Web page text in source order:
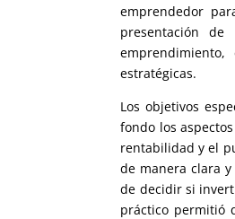
emprendedor
presentación
estratégicas.
Los objetivos
fondo los
rentabilidad y el
de manera clara
de decidir si
práctico permitió